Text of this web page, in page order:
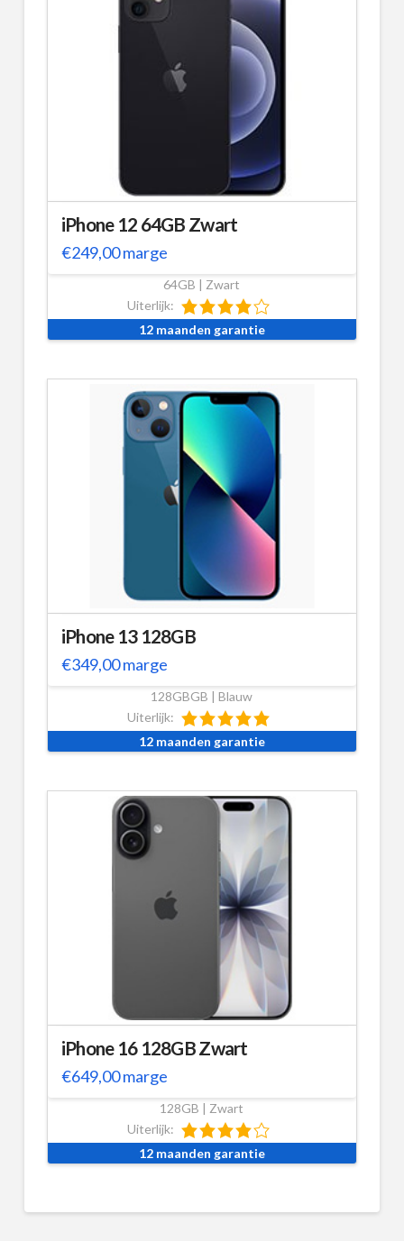
iPhone 12 64GB Zwart
€249,00marge
64GB | Zwart
Uiterlijk:
12 maanden garantie
iPhone 13 128GB
€349,00marge
128GBGB | Blauw
Uiterlijk:
12 maanden garantie
iPhone 16 128GB Zwart
€649,00marge
128GB | Zwart
Uiterlijk:
12 maanden garantie